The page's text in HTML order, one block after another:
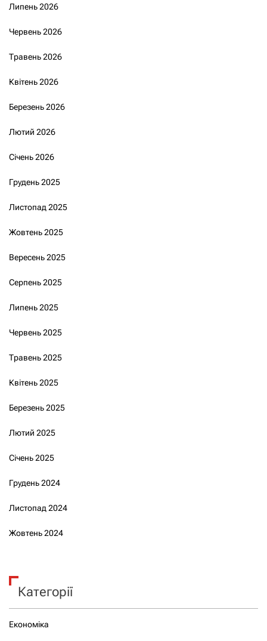
Липень 2026
Червень 2026
Травень 2026
Квітень 2026
Березень 2026
Лютий 2026
Січень 2026
Грудень 2025
Листопад 2025
Жовтень 2025
Вересень 2025
Серпень 2025
Липень 2025
Червень 2025
Травень 2025
Квітень 2025
Березень 2025
Лютий 2025
Січень 2025
Грудень 2024
Листопад 2024
Жовтень 2024
Категорії
Економіка